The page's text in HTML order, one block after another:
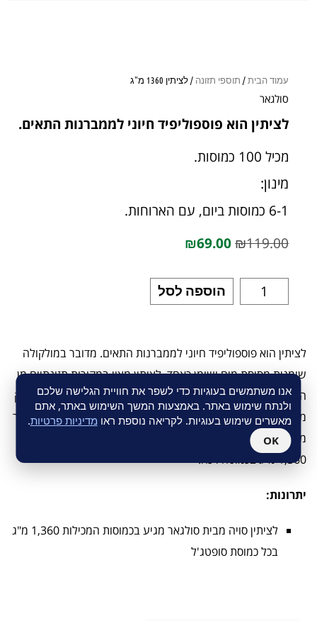
עמוד הבית/ תוספי תזונה / לציתין 1360 מ"ג
סולגאר
לציתין הוא פוספוליפיד חיוני לממברנות התאים.
מכיל 100 כמוסות.
מינון:
6-1 כמוסות ביום, עם הארוחות.
₪119.00
₪69.00
הוספה לסל
לציתין הוא פוספוליפיד חיוני לממברנות התאים. מדובר במולקולה
שומנית מסיסת מים ושומן כאחד. לציתין מצוי במקורות תזונתיים מן
החי ומן הצומח ובעיקר בחלמוני ביצים ובסויה. לציתין סולגאר מופק
מסויה שלא עברה הנדסה גנטית (Non GMO). המוצר מהווה מקור
מצוין לכולין ולחומצה לינולאית. המוצר מגיע במינון מרוכז של
1,360 מ"ג בכמוסה רכה.
יתרונות:
לציתין סויה מבית סולגאר מגיע בכמוסות המכילות 1,360 מ"ג
בכל כמוסת סופטג'ל
אנו משתמשים בעוגיות כדי לשפר את חוויית הגלישה שלכם
ולנתח שימוש באתר. באמצעות המשך השימוש באתר, אתם
מאשרים שימוש בעוגיות. לקריאה נוספת ראו מדיניות פרטיות.
OK